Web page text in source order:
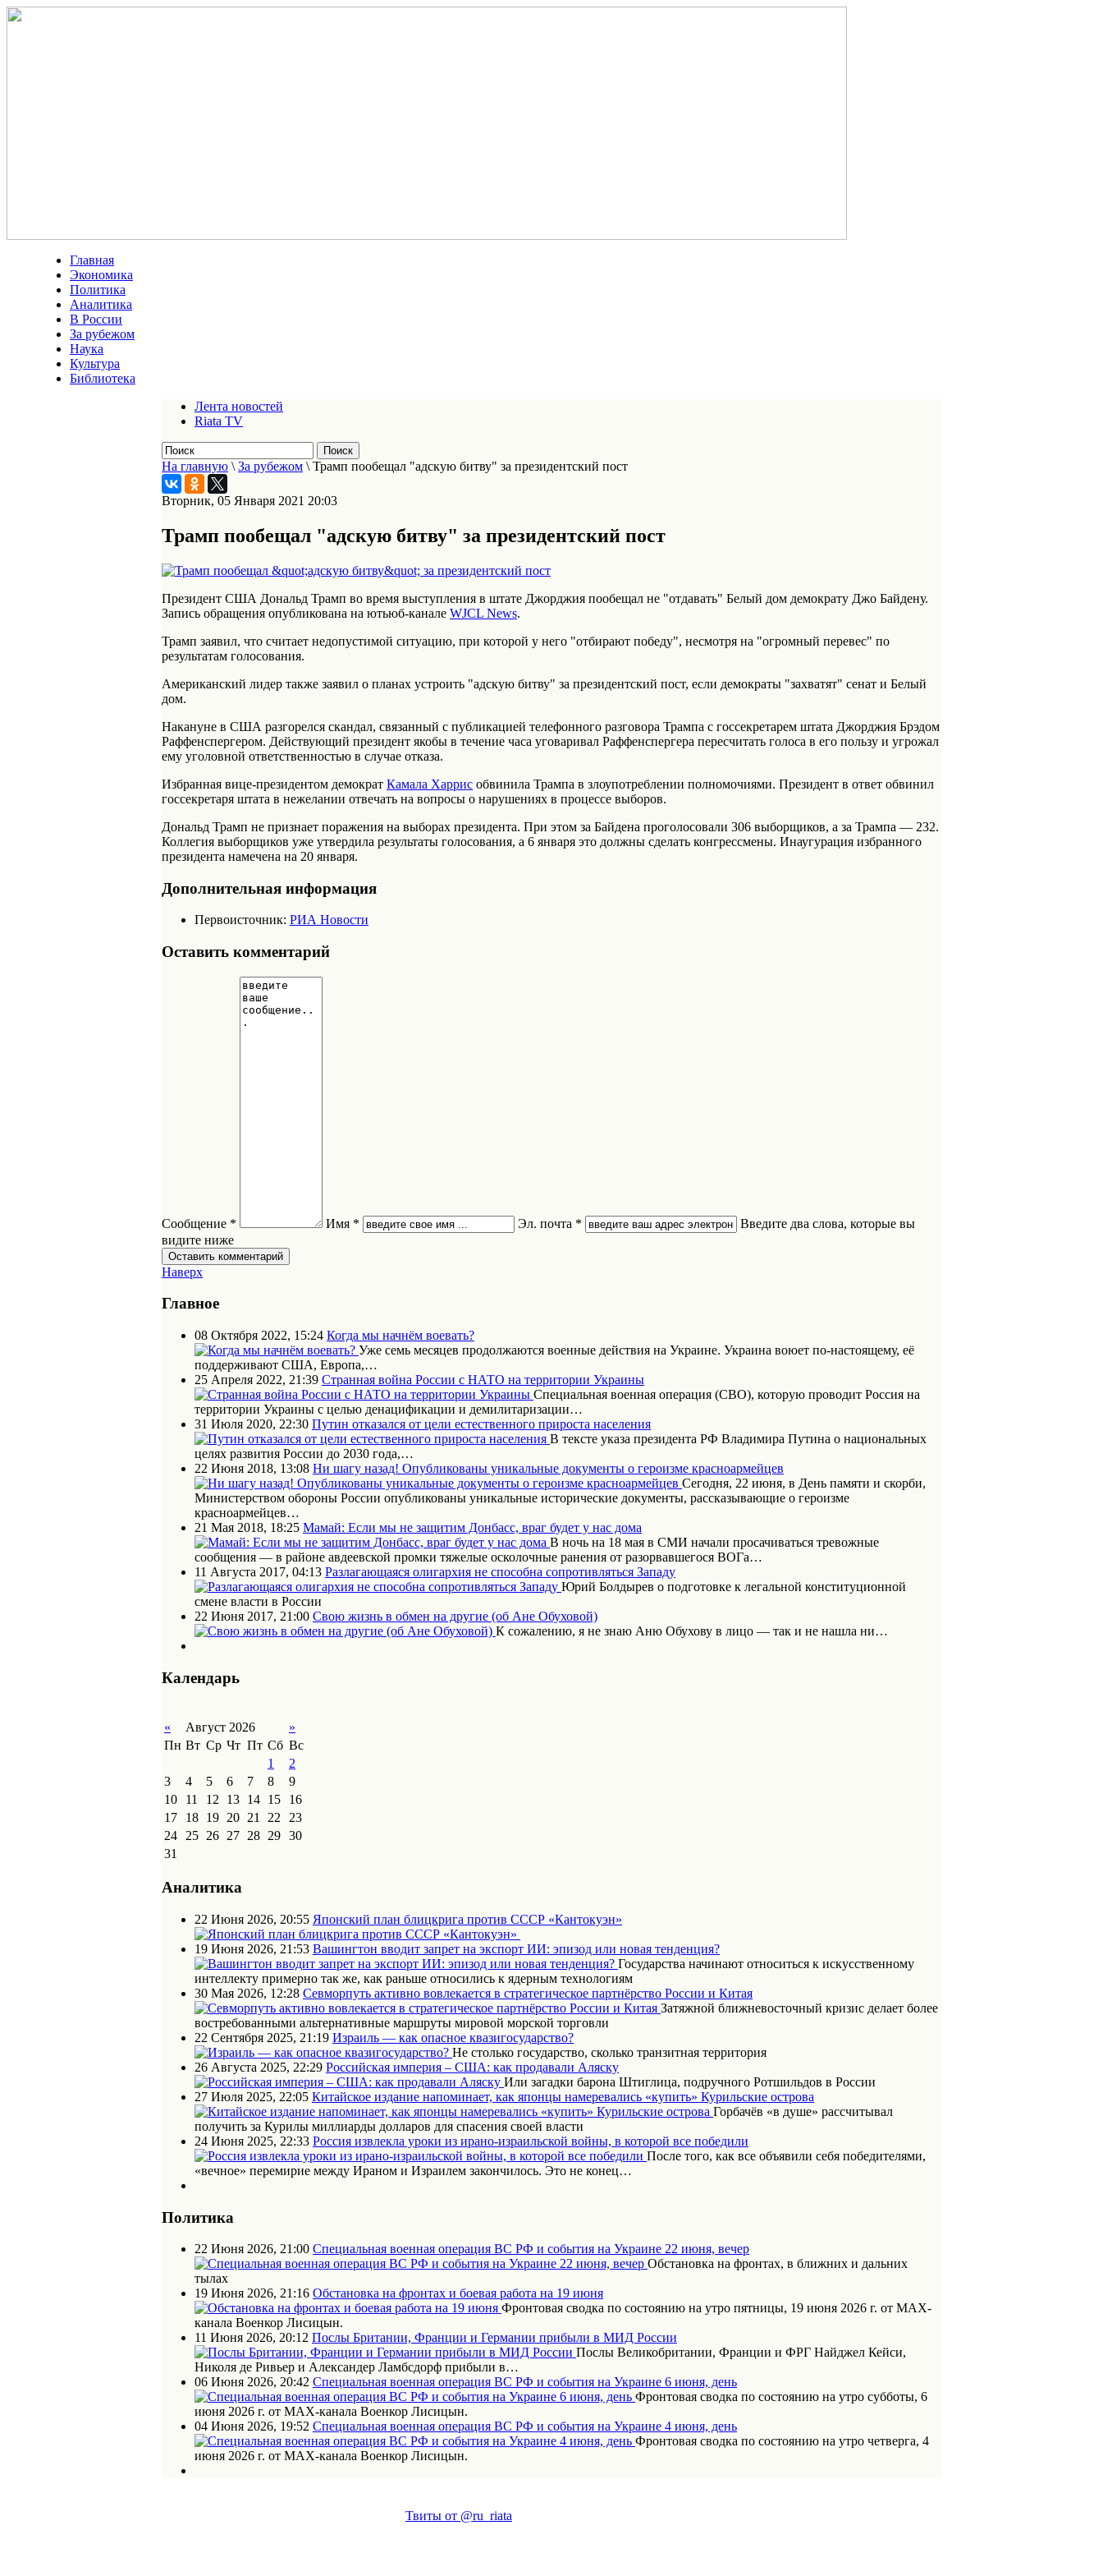
Главная
Экономика
Политика
Аналитика
В России
За рубежом
Наука
Культура
Библиотека
Лента новостей
Riata TV
На главную \ За рубежом \ Трамп пообещал "адскую битву" за президентский пост
Вторник, 05 Января 2021 20:03
Трамп пообещал "адскую битву" за президентский пост
Президент США Дональд Трамп во время выступления в штате Джорджия пообещал не "отдавать" Белый дом демократу Джо Байдену.
Запись обращения опубликована на ютьюб-канале WJCL News.
Трамп заявил, что считает недопустимой ситуацию, при которой у него "отбирают победу", несмотря на "огромный перевес" по
результатам голосования.
Американский лидер также заявил о планах устроить "адскую битву" за президентский пост, если демократы "захватят" сенат и Белый
дом.
Накануне в США разгорелся скандал, связанный с публикацией телефонного разговора Трампа с госсекретарем штата Джорджия Брэдом
Раффенспергером. Действующий президент якобы в течение часа уговаривал Раффенспергера пересчитать голоса в его пользу и угрожал
ему уголовной ответственностью в случае отказа.
Избранная вице-президентом демократ Камала Харрис обвинила Трампа в злоупотреблении полномочиями. Президент в ответ обвинил
госсекретаря штата в нежелании отвечать на вопросы о нарушениях в процессе выборов.
Дональд Трамп не признает поражения на выборах президента. При этом за Байдена проголосовали 306 выборщиков, а за Трампа — 232.
Коллегия выборщиков уже утвердила результаты голосования, а 6 января это должны сделать конгрессмены. Инаугурация избранного
президента намечена на 20 января.
Дополнительная информация
Первоисточник: РИА Новости
Оставить комментарий
Сообщение * Имя * Эл. почта *
Введите два слова, которые вы
видите ниже
Наверх
Главное
08 Октября 2022, 15:24 Когда мы начнём воевать?
Уже семь месяцев продолжаются военные действия на Украине. Украина воюет по-настоящему, её
поддерживают США, Европа,…
25 Апреля 2022, 21:39 Странная война России с НАТО на территории Украины
Специальная военная операция (СВО), которую проводит Россия на
территории Украины с целью денацификации и демилитаризации…
31 Июля 2020, 22:30 Путин отказался от цели естественного прироста населения
В тексте указа президента РФ Владимира Путина о национальных
целях развития России до 2030 года,…
22 Июня 2018, 13:08 Ни шагу назад! Опубликованы уникальные документы о героизме красноармейцев
Сегодня, 22 июня, в День памяти и скорби,
Министерством обороны России опубликованы уникальные исторические документы, рассказывающие о героизме
красноармейцев…
21 Мая 2018, 18:25 Мамай: Если мы не защитим Донбасс, враг будет у нас дома
В ночь на 18 мая в СМИ начали просачиваться тревожные
сообщения — в районе авдеевской промки тяжелые осколочные ранения от разорвавшегося ВОГа…
11 Августа 2017, 04:13 Разлагающаяся олигархия не способна сопротивляться Западу
Юрий Болдырев о подготовке к легальной конституционной
смене власти в России
22 Июня 2017, 21:00 Свою жизнь в обмен на другие (об Ане Обуховой)
К сожалению, я не знаю Аню Обухову в лицо — так и не нашла ни…
Календарь
« Август 2026
»
Пн Вт Ср Чт Пт Сб Вс
1
2
3
4 5 6 7 8
9
10
11 12 13 14 15
16
17
18 19 20 21 22
23
24
25 26 27 28 29 30
31
Аналитика
22 Июня 2026, 20:55 Японский план блицкрига против СССР «Кантокуэн»
19 Июня 2026, 21:53 Вашингтон вводит запрет на экспорт ИИ: эпизод или новая тенденция?
Государства начинают относиться к искусственному
интеллекту примерно так же, как раньше относились к ядерным технологиям
30 Мая 2026, 12:28 Севморпуть активно вовлекается в стратегическое партнёрство России и Китая
Затяжной ближневосточный кризис делает более
востребованными альтернативные маршруты мировой морской торговли
22 Сентября 2025, 21:19 Израиль — как опасное квазигосударство?
Не столько государство, сколько транзитная территория
26 Августа 2025, 22:29 Российская империя – США: как продавали Аляску
Или загадки барона Штиглица, подручного Ротшильдов в России
27 Июля 2025, 22:05 Китайское издание напоминает, как японцы намеревались «купить» Курильские острова
Горбачёв «в душе» рассчитывал
получить за Курилы миллиарды долларов для спасения своей власти
24 Июня 2025, 22:33 Россия извлекла уроки из ирано-израильской войны, в которой все победили
После того, как все объявили себя победителями,
«вечное» перемирие между Ираном и Израилем закончилось. Это не конец…
Политика
22 Июня 2026, 21:00 Специальная военная операция ВС РФ и события на Украине 22 июня, вечер
Обстановка на фронтах, в ближних и дальних
тылах
19 Июня 2026, 21:16 Обстановка на фронтах и боевая работа на 19 июня
Фронтовая сводка по состоянию на утро пятницы, 19 июня 2026 г. от МАХ-
канала Военкор Лисицын.
11 Июня 2026, 20:12 Послы Британии, Франции и Германии прибыли в МИД России
Послы Великобритании, Франции и ФРГ Найджел Кейси,
Николя де Ривьер и Александер Ламбсдорф прибыли в…
06 Июня 2026, 20:42 Специальная военная операция ВС РФ и события на Украине 6 июня, день
Фронтовая сводка по состоянию на утро субботы, 6
июня 2026 г. от МАХ-канала Военкор Лисицын.
04 Июня 2026, 19:52 Специальная военная операция ВС РФ и события на Украине 4 июня, день
Фронтовая сводка по состоянию на утро четверга, 4
июня 2026 г. от МАХ-канала Военкор Лисицын.
Твиты от @ru_riata